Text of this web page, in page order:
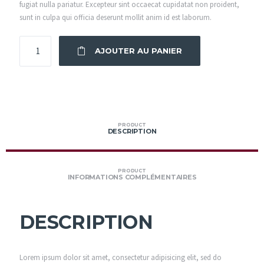
fugiat nulla pariatur. Excepteur sint occaecat cupidatat non proident,
sunt in culpa qui officia deserunt mollit anim id est laborum.
AJOUTER AU PANIER
PRODUCT
DESCRIPTION
PRODUCT
INFORMATIONS COMPLÉMENTAIRES
DESCRIPTION
Lorem ipsum dolor sit amet, consectetur adipisicing elit, sed do